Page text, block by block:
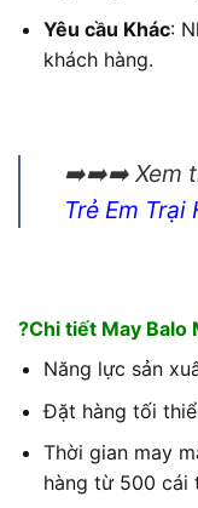
Yêu cầu Khác:
khách hàng.
➡️➡️➡️ Xem
Trẻ Em Trại
?Chi tiết May Balo
Năng lực sản
Đặt hàng tối
Thời gian may
hàng từ 500 cái